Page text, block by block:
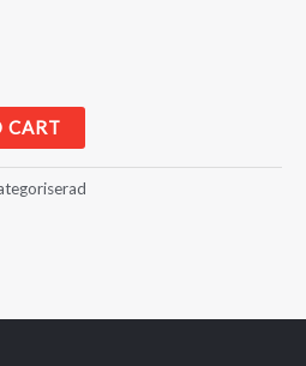
CART